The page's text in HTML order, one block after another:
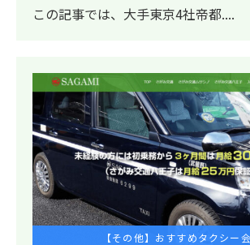
この記事では、大手東京4社帝都....
【その他】おすすめタクシー